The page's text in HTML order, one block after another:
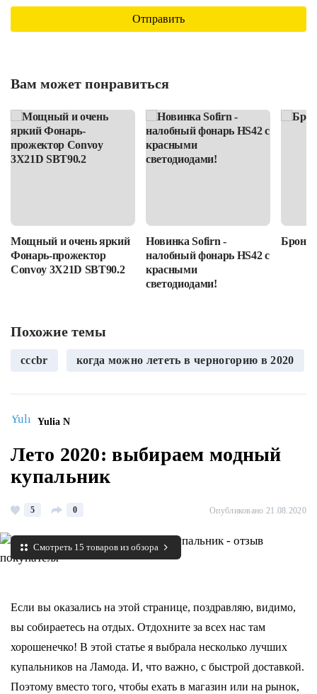
Вам может понравиться
Мощный и очень яркий
Фонарь-прожектор
Convoy 3X21D SBT90.2
Новинка Sofirn -
налобный фонарь HS42 с
красными
светодиодами!
Похожие темы
cccbr когда можно лететь в черногорию в 2020
Yulia N
Лето 2020: выбираем модный
купальник
5 0 Опубликовано 21.08.2020
Смотреть 15 товаров из обзора
Если вы оказались на этой странице, поздравляю, видимо,
вы собираетесь на отдых. Отдохните за всех нас там
хорошенечко! В этой статье я выбрала несколько лучших
купальников на Ламода. И, что важно, с быстрой доставкой.
Поэтому вместо того, чтобы ехать в магазин или на рынок,